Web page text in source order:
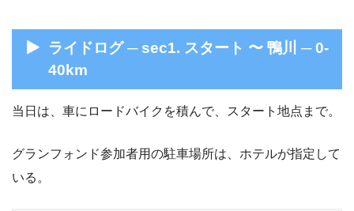
ライドログ ─ sec1. スタート 〜 鴨川 ─ 0-
40km
当日は、車にロードバイクを積んで、スタート地点まで。
グランフォンド参加者用の駐車場所は、ホテルが指定して
いる。